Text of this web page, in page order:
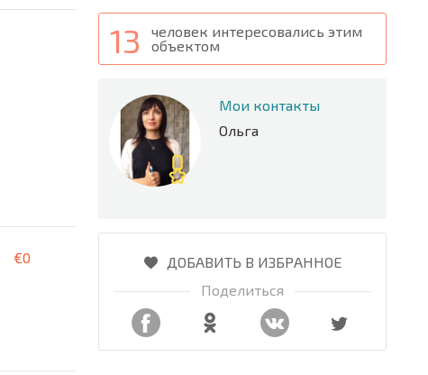
13
человек интересовались этим
объектом
Мои контакты
Ольга
ДОБАВИТЬ В ИЗБРАННОЕ
Поделиться
€0